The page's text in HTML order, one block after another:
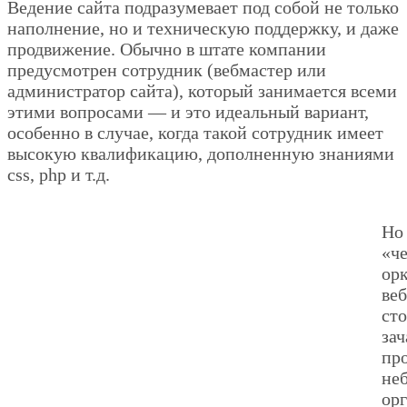
Ведение сайта подразумевает под собой не только
наполнение, но и техническую поддержку, и даже
продвижение. Обычно в штате компании
предусмотрен сотрудник (вебмастер или
администратор сайта), который занимается всеми
этими вопросами — и это идеальный вариант,
особенно в случае, когда такой сотрудник имеет
высокую квалификацию, дополненную знаниями
css, php и т.д.
Но